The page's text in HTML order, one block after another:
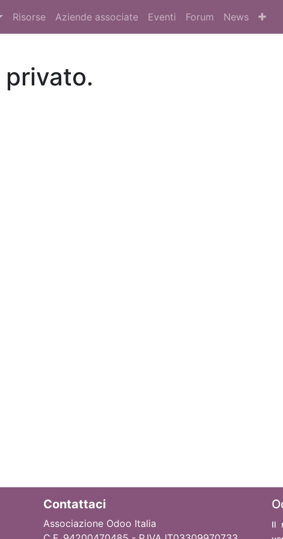
Risorse Aziende associate Eventi Forum News
Contattaci
Associazione Odoo Italia
Il